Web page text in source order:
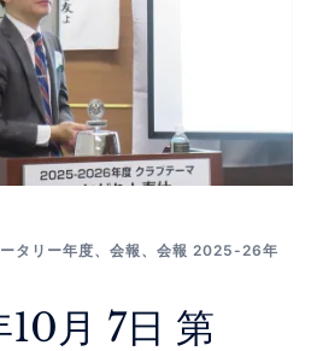
タリー年度、 会報 、 会報 2025-26年
月 7日 第